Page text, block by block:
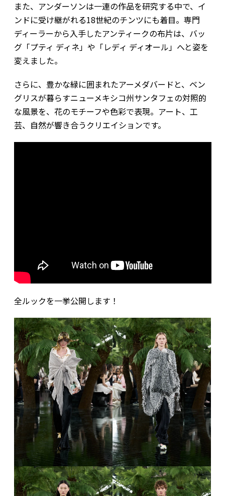
また、アンダーソンは一連の作品を研究する中で、イ
ンドに受け継がれる18世紀のチンツにも着目。専門
ディーラーから入手したアンティークの布片は、バッ
グ「プティ ディネ」や「レディ ディオール」へと姿を
変えました。
さらに、豊かな緑に囲まれたアーメダバードと、ベン
グリスが暮らすニューメキシコ州サンタフェの対照的
な風景を、花のモチーフや色彩で表現。アート、工
芸、自然が響き合うクリエイションです。
全ルックを一挙公開します！